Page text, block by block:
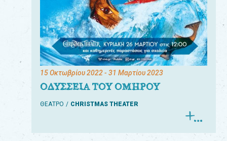
15 Οκτωβρίου 2022- 31 Μαρτίου 2023
ΟΔΥΣΣΕΙΑ ΤΟΥ ΟΜΗΡΟΥ
ΘΕΑΤΡΟ CHRISTMAS THEATER